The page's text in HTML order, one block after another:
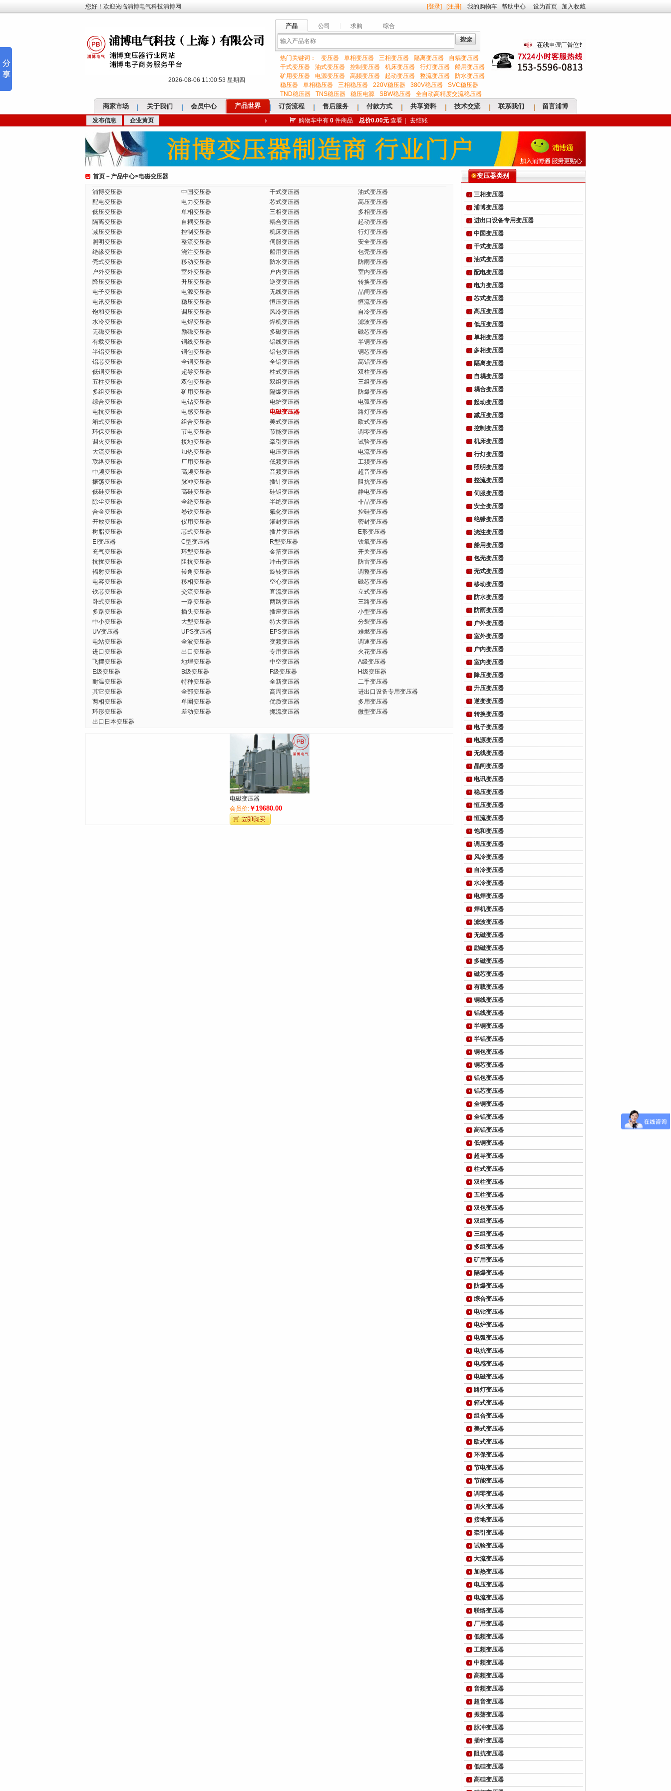
您好！欢迎光临浦博电气科技浦博网 [登录] [注册] 我的购物车 帮助中心 设为首页 加入收藏
2026-08-06 11:00:53 星期四
产品 公司 求购 综合
输
键
词
热门关键词： 变压器 单相变压器 三相变压器 隔离变压器
自耦变压器
干式变压器
油式变压器 控制变压器 机床变压器 行灯变压器
船用变压器
矿用变压器
电源变压器 高频变压器 起动变压器 整流变压器
防水变压器
稳压器
单相稳压器 三相稳压器 220V稳压器 380V稳压器
SVC稳压器
TND稳压器
TNS稳压器 稳压电源 SBW稳压器 全自动高精度交流稳压器
商家市场 关于我们 会员中心 产品世界 订货流程 售后服务 付款方式 共享资料 技术交流 联系我们 留言浦博
发布信息 企业黄页 购物车中有 0 件商品 总价0.00元 查看 去结账
首页 － 产品中心>电磁变压器
浦博变压器 中国变压器 干式变压器
油式变压器
配电变压器
电力变压器 芯式变压器
高压变压器
低压变压器
单相变压器 三相变压器
多相变压器
隔离变压器
自耦变压器 耦合变压器
起动变压器
减压变压器
控制变压器 机床变压器
行灯变压器
照明变压器
整流变压器 伺服变压器
安全变压器
绝缘变压器
浇注变压器 船用变压器
包壳变压器
壳式变压器
移动变压器 防水变压器
防雨变压器
户外变压器
室外变压器 户内变压器
室内变压器
降压变压器
升压变压器 逆变变压器
转换变压器
电子变压器
电源变压器 无线变压器
晶闸变压器
电讯变压器
稳压变压器 恒压变压器
恒流变压器
饱和变压器
调压变压器 风冷变压器
自冷变压器
水冷变压器
电焊变压器 焊机变压器
滤波变压器
无磁变压器
励磁变压器 多磁变压器
磁芯变压器
有载变压器
铜线变压器 铝线变压器
半铜变压器
半铝变压器
铜包变压器 铝包变压器
铜芯变压器
铝芯变压器
全铜变压器 全铝变压器
高铝变压器
低铜变压器
超导变压器 柱式变压器
双柱变压器
五柱变压器
双包变压器 双组变压器
三组变压器
多组变压器
矿用变压器 隔爆变压器
防爆变压器
综合变压器
电钻变压器 电炉变压器
电弧变压器
电抗变压器
电感变压器 电磁变压器
路灯变压器
箱式变压器
组合变压器 美式变压器
欧式变压器
环保变压器
节电变压器 节能变压器
调零变压器
调火变压器
接地变压器 牵引变压器
试验变压器
大流变压器
加热变压器 电压变压器
电流变压器
联络变压器
厂用变压器 低频变压器
工频变压器
中频变压器
高频变压器 音频变压器
超音变压器
振荡变压器
脉冲变压器 插针变压器
阻抗变压器
低硅变压器
高硅变压器 硅钼变压器
静电变压器
除尘变压器
全绝变压器 半绝变压器
非晶变压器
合金变压器
卷铁变压器 氟化变压器
控硅变压器
开放变压器
仪用变压器 灌封变压器
密封变压器
树脂变压器
芯式变压器 插片变压器
E形变压器
EI变压器
C型变压器 R型变压器
铁氧变压器
充气变压器
环型变压器 金箔变压器
开关变压器
抗扰变压器
阻抗变压器 冲击变压器
防雷变压器
辐射变压器
转角变压器 旋转变压器
调整变压器
电容变压器
移相变压器 空心变压器
磁芯变压器
铁芯变压器
交流变压器 直流变压器
立式变压器
卧式变压器
一路变压器 两路变压器
三路变压器
多路变压器
插头变压器 插座变压器
小型变压器
中小变压器
大型变压器 特大变压器
分裂变压器
UV变压器
UPS变压器 EPS变压器
难燃变压器
电站变压器
全波变压器 变频变压器
调速变压器
进口变压器
出口变压器 专用变压器
火花变压器
飞摆变压器
地埋变压器 中空变压器
A级变压器
E级变压器
B级变压器 F级变压器
H级变压器
耐温变压器
特种变压器 全新变压器
二手变压器
其它变压器
全部变压器 高周变压器
进出口设备专用变压器
两相变压器
单圈变压器 优质变压器
多用变压器
环形变压器
差动变压器 扼流变压器
微型变压器
出口日本变压器
电磁变压器
会员价:￥19680.00
变压器类别
三相变压器
浦博变压器
进出口设备专用变压器
中国变压器
干式变压器
油式变压器
配电变压器
电力变压器
芯式变压器
高压变压器
低压变压器
单相变压器
多相变压器
隔离变压器
自耦变压器
耦合变压器
起动变压器
减压变压器
控制变压器
机床变压器
行灯变压器
照明变压器
整流变压器
伺服变压器
安全变压器
绝缘变压器
浇注变压器
船用变压器
包壳变压器
壳式变压器
移动变压器
防水变压器
防雨变压器
户外变压器
室外变压器
户内变压器
室内变压器
降压变压器
升压变压器
逆变变压器
转换变压器
电子变压器
电源变压器
无线变压器
晶闸变压器
电讯变压器
稳压变压器
恒压变压器
恒流变压器
饱和变压器
调压变压器
风冷变压器
自冷变压器
水冷变压器
电焊变压器
焊机变压器
滤波变压器
无磁变压器
励磁变压器
多磁变压器
磁芯变压器
有载变压器
铜线变压器
铝线变压器
半铜变压器
半铝变压器
铜包变压器
铜芯变压器
铝包变压器
铝芯变压器
全铜变压器
全铝变压器
高铝变压器
低铜变压器
超导变压器
柱式变压器
双柱变压器
五柱变压器
双包变压器
双组变压器
三组变压器
多组变压器
矿用变压器
隔爆变压器
防爆变压器
综合变压器
电钻变压器
电炉变压器
电弧变压器
电抗变压器
电感变压器
电磁变压器
路灯变压器
箱式变压器
组合变压器
美式变压器
欧式变压器
环保变压器
节电变压器
节能变压器
调零变压器
调火变压器
接地变压器
牵引变压器
试验变压器
大流变压器
加热变压器
电压变压器
电流变压器
联络变压器
厂用变压器
低频变压器
工频变压器
中频变压器
高频变压器
音频变压器
超音变压器
振荡变压器
脉冲变压器
插针变压器
阻抗变压器
低硅变压器
高硅变压器